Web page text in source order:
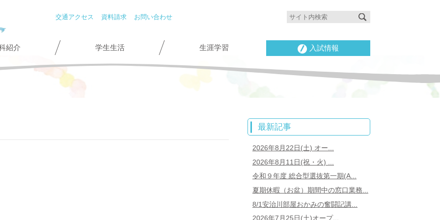
交通アクセス 資料請求 お問い合わせ
紹介 学生生活 生涯学習 入試情報
最新記事
2026年8月22日(土) オー...
2026年8月11日(祝・火) ...
令和９年度 総合型選抜第一期(A...
夏期休暇（お盆）期間中の窓口業務...
8/1安治川部屋おかみの奮闘記講...
2026年7月25日(土)オープ...